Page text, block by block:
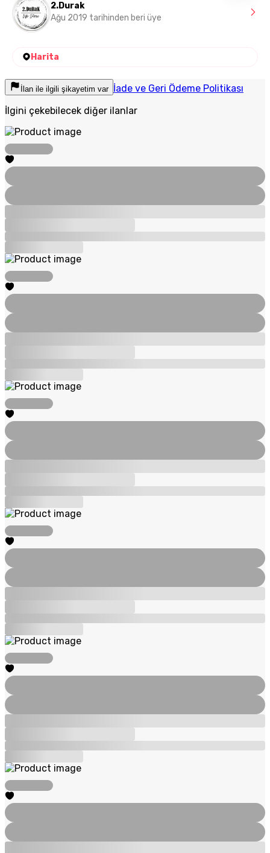
2.Durak
Ağu 2019 tarihinden beri üye
Harita
İlan ile ilgili şikayetim var İade ve Geri Ödeme Politikası
İlgini çekebilecek diğer ilanlar